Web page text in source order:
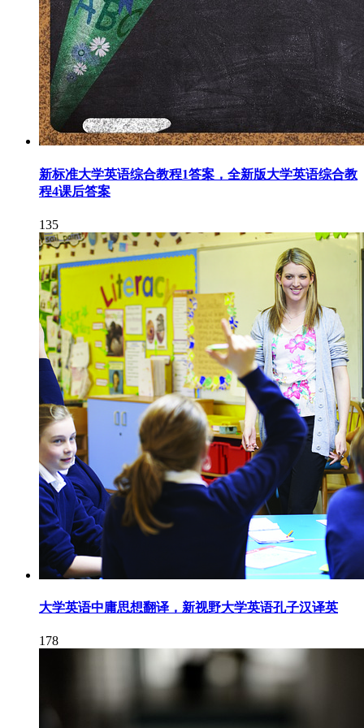
新标准大学英语综合教程1答案，全新版大学英语综合教
程4课后答案
135
大学英语中庸思想翻译，新视野大学英语孔子汉译英
178